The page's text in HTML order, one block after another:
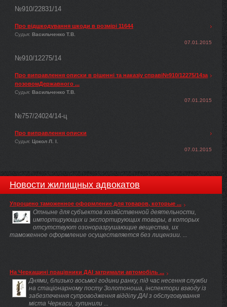
№910/22831/14
Про відшкодування шкоди в розмірі 11644
Судья: Васильченко Т.В.
07.01.2015
№910/12275/14
Про виправлення описки в рішенні та наказіу справі№910/12275/14за
позовомДержавного ...
Судья: Васильченко Т.В.
07.01.2015
№757/24024/14-ц
Про виправлення описки
Судья: Цокол Л. І.
07.01.2015
Новости жилищных адвокатов
Упрощено таможенное оформление для товаров, которые ...
Отныне для субъектов хозяйственной деятельности,
импортирующих и экспортирующих товары, в которых
отсутствуют озоноразрушающие вещества, их
таможенное оформление осуществляется без лицензии. ...
На Черкащині працівники ДАІ затримали автомобіль ...
Днями, близько восьмої години ранку, під час несення служби
на стаціонарному посту Золотоноша, інспектори взводу із
забезпечення супроводження відділу ДАІ з обслуговування
міста Черкаси, зупинили ...